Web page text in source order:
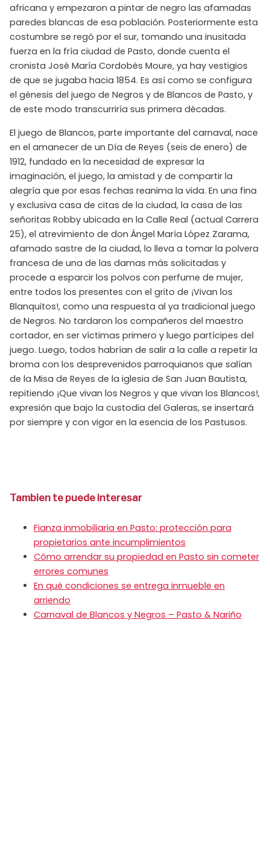
africana y empezaron a pintar de negro las afamadas
paredes blancas de esa población. Posteriormente esta
costumbre se regó por el sur, tomando una inusitada
fuerza en la fría ciudad de Pasto, donde cuenta el
cronista José María Cordobés Moure, ya hay vestigios
de que se jugaba hacia 1854. Es así como se configura
el génesis del juego de Negros y de Blancos de Pasto, y
de este modo transcurriría sus primera décadas.
El juego de Blancos, parte importante del carnaval, nace
en el amanecer de un Día de Reyes (seis de enero) de
1912, fundado en la necesidad de expresar la
imaginación, el juego, la amistad y de compartir la
alegría que por esas fechas reanima la vida. En una fina
y exclusiva casa de citas de la ciudad, la casa de las
señoritas Robby ubicada en la Calle Real (actual Carrera
25), el atrevimiento de don Ángel María López Zarama,
afamado sastre de la ciudad, lo lleva a tomar la polvera
francesa de una de las damas más solicitadas y
procede a esparcir los polvos con perfume de mujer,
entre todos los presentes con el grito de ¡Vivan los
Blanquitos!, como una respuesta al ya tradicional juego
de Negros. No tardaron los compañeros del maestro
cortador, en ser víctimas primero y luego partícipes del
juego. Luego, todos habrían de salir a la calle a repetir la
broma con los desprevenidos parroquianos que salían
de la Misa de Reyes de la iglesia de San Juan Bautista,
repitiendo ¡Que vivan los Negros y que vivan los Blancos!,
expresión que bajo la custodia del Galeras, se insertará
por siempre y con vigor en la esencia de los Pastusos.
Tambien te puede interesar
Fianza inmobiliaria en Pasto: protección para
propietarios ante incumplimientos
Cómo arrendar su propiedad en Pasto sin cometer
errores comunes
En qué condiciones se entrega inmueble en
arriendo
Carnaval de Blancos y Negros – Pasto & Nariño